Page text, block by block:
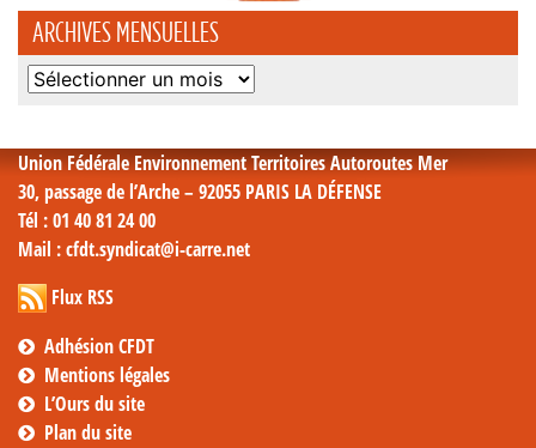
ARCHIVES MENSUELLES
Archives
Union Fédérale Environnement Territoires Autoroutes Mer
30, passage de l’Arche – 92055 PARIS LA DÉFENSE
Tél : 01 40 81 24 00
Mail : cfdt.syndicat@i-carre.net
Flux RSS
Adhésion CFDT
Mentions légales
L’Ours du site
Plan du site